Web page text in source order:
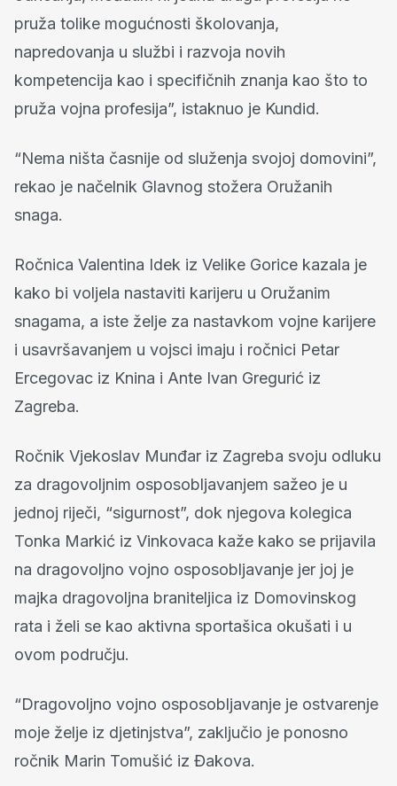
pruža tolike mogućnosti školovanja,
napredovanja u službi i razvoja novih
kompetencija kao i specifičnih znanja kao što to
pruža vojna profesija”, istaknuo je Kundid.
“Nema ništa časnije od služenja svojoj domovini”,
rekao je načelnik Glavnog stožera Oružanih
snaga.
Ročnica Valentina Idek iz Velike Gorice kazala je
kako bi voljela nastaviti karijeru u Oružanim
snagama, a iste želje za nastavkom vojne karijere
i usavršavanjem u vojsci imaju i ročnici Petar
Ercegovac iz Knina i Ante Ivan Gregurić iz
Zagreba.
Ročnik Vjekoslav Munđar iz Zagreba svoju odluku
za dragovoljnim osposobljavanjem sažeo je u
jednoj riječi, “sigurnost”, dok njegova kolegica
Tonka Markić iz Vinkovaca kaže kako se prijavila
na dragovoljno vojno osposobljavanje jer joj je
majka dragovoljna braniteljica iz Domovinskog
rata i želi se kao aktivna sportašica okušati i u
ovom području.
“Dragovoljno vojno osposobljavanje je ostvarenje
moje želje iz djetinjstva”, zaključio je ponosno
ročnik Marin Tomušić iz Đakova.